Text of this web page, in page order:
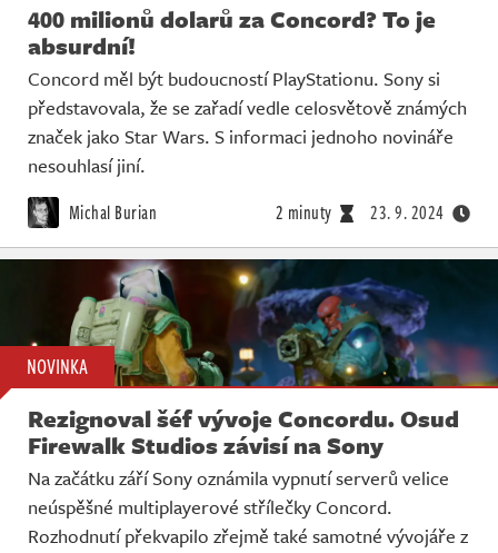
400 milionů dolarů za Concord? To je
absurdní!
Concord měl být budoucností PlayStationu. Sony si
představovala, že se zařadí vedle celosvětově známých
značek jako Star Wars. S informaci jednoho novináře
nesouhlasí jiní.
Michal Burian 2 minuty 23. 9. 2024
NOVINKA
Rezignoval šéf vývoje Concordu. Osud
Firewalk Studios závisí na Sony
Na začátku září Sony oznámila vypnutí serverů velice
neúspěšné multiplayerové střílečky Concord.
Rozhodnutí překvapilo zřejmě také samotné vývojáře z